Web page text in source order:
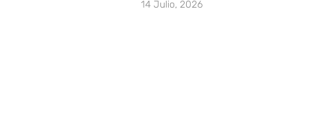
14 Julio, 2026